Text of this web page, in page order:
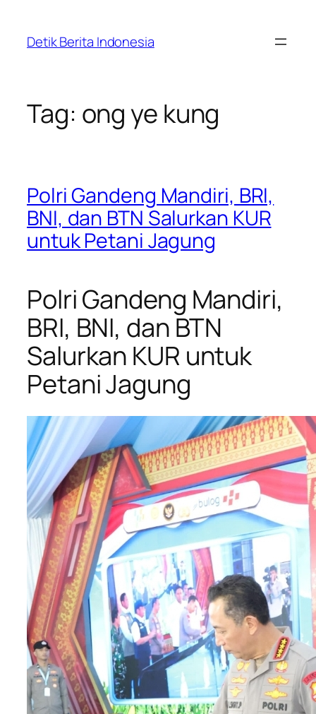
content
Detik Berita Indonesia
Tag: ong ye kung
Polri Gandeng Mandiri, BRI,
BNI, dan BTN Salurkan KUR
untuk Petani Jagung
Polri Gandeng Mandiri,
BRI, BNI, dan BTN
Salurkan KUR untuk
Petani Jagung